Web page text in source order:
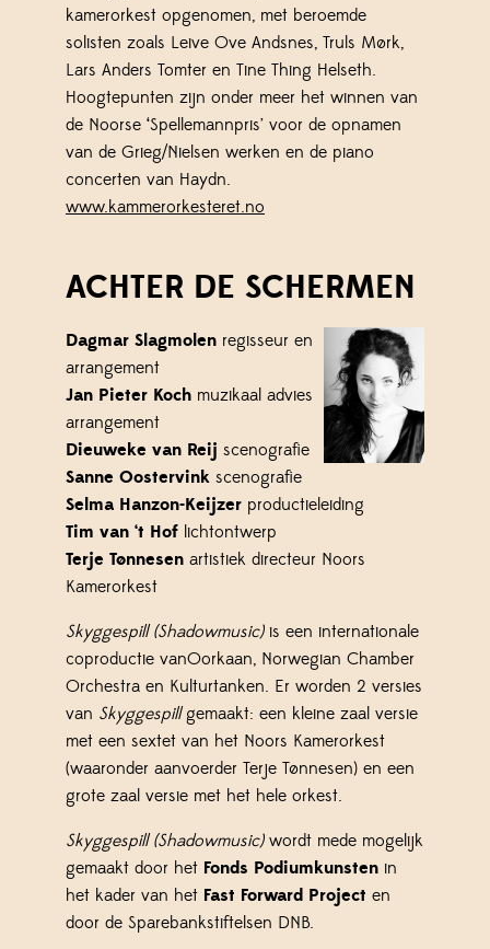
kamerorkest opgenomen, met beroemde
solisten zoals Leive Ove Andsnes, Truls Mørk,
Lars Anders Tomter en Tine Thing Helseth.
Hoogtepunten zijn onder meer het winnen van
de Noorse ‘Spellemannpris’ voor de opnamen
van de Grieg/Nielsen werken en de piano
concerten van Haydn.
www.kammerorkesteret.no
ACHTER DE SCHERMEN
Dagmar Slagmolen regisseur en
arrangement
Jan Pieter Koch muzikaal advies
arrangement
Dieuweke van Reij scenografie
Sanne Oostervink scenografie
Selma Hanzon-Keijzer productieleiding
Tim van ‘t Hof lichtontwerp
Terje Tønnesen artistiek directeur Noors
Kamerorkest
Skyggespill (Shadowmusic)is een internationale
coproductie vanOorkaan, Norwegian Chamber
Orchestra en Kulturtanken. Er worden 2 versies
van Skyggespillgemaakt: een kleine zaal versie
met een sextet van het Noors Kamerorkest
(waaronder aanvoerder Terje Tønnesen) en een
grote zaal versie met het hele orkest.
Skyggespill (Shadowmusic)wordt mede mogelijk
gemaakt door het Fonds Podiumkunsten in
het kader van het Fast Forward Project en
door de Sparebankstiftelsen DNB.